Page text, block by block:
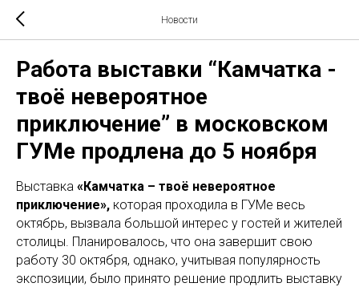
Новости
Работа выставки “Камчатка -
твоё невероятное
приключение” в московском
ГУМе продлена до 5 ноября
Выставка «Камчатка – твоё невероятное
приключение», которая проходила в ГУМе весь
октябрь, вызвала большой интерес у гостей и жителей
столицы. Планировалось, что она завершит свою
работу 30 октября, однако, учитывая популярность
экспозиции, было принято решение продлить выставку